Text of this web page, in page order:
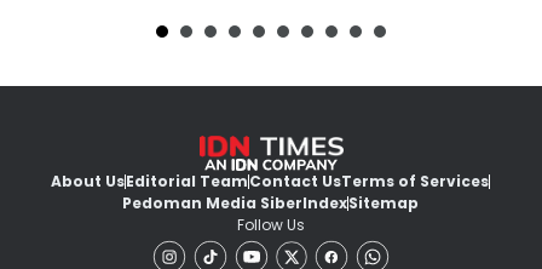
About UsEditorial TeamContact UsTerms of Services
Pedoman Media SiberIndexSitemap
Follow Us